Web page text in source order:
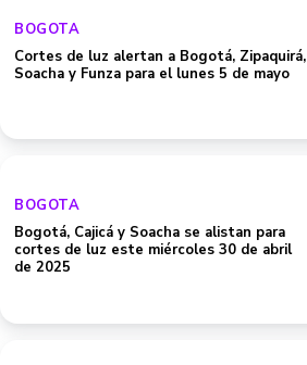
BOGOTA
Cortes de luz alertan a Bogotá, Zipaquirá,
Soacha y Funza para el lunes 5 de mayo
BOGOTA
Bogotá, Cajicá y Soacha se alistan para
cortes de luz este miércoles 30 de abril
de 2025